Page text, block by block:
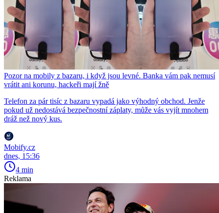
Pozor na mobily z bazaru, i když jsou levné. Banka vám pak nemusí
vrátit ani korunu, hackeři mají žně
Telefon za pár tisíc z bazaru vypadá jako výhodný obchod. Jenže
pokud už nedostává bezpečnostní záplaty, může vás vyjít mnohem
dráž než nový kus.
Mobify.cz
dnes, 15:36
4 min
Reklama